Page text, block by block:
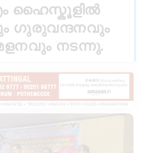
ഹൈസ്കൂളിൽ
ഗുരുവന്ദനവും
നടന്നു.